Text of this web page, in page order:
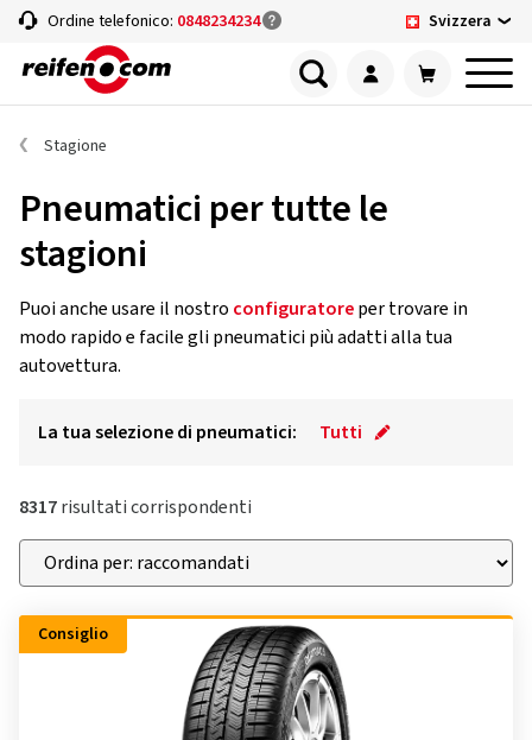
Ordine telefonico: 0848234234 Svizzera
Stagione
Pneumatici per tutte le
stagioni
Puoi anche usare il nostro configuratoreper trovare in
modo rapido e facile gli pneumatici più adatti alla tua
autovettura.
La tua selezione di pneumatici: Tutti
8317risultati corrispondenti
Consiglio